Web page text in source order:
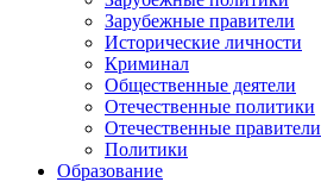
Зарубежные правители
Исторические личности
Криминал
Общественные деятели
Отечественные политики
Отечественные правители
Политики
Образование